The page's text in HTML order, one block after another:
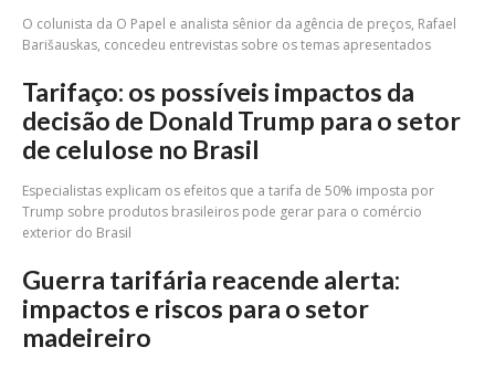
O colunista da O Papel e analista sênior da agência de preços, Rafael
Barišauskas, concedeu entrevistas sobre os temas apresentados
Tarifaço: os possíveis impactos da
decisão de Donald Trump para o setor
de celulose no Brasil
Especialistas explicam os efeitos que a tarifa de 50% imposta por
Trump sobre produtos brasileiros pode gerar para o comércio
exterior do Brasil
Guerra tarifária reacende alerta:
impactos e riscos para o setor
madeireiro